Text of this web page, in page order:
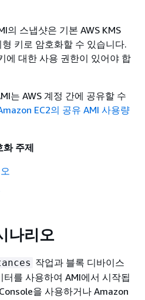
의 스냅샷은 기본 AWS KMS
키로 암호화할 수 있습니다.
에 대한 사용 권한이 있어야 합
는 AWS 계정 간에 공유할 수
EC2의 공유 AMI 사용량
화 주제
나리오
작업과 블록 디바이스
를 사용하여 AMI에서 시작됩
을 사용하거나 Amazon